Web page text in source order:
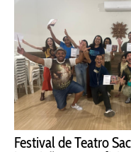
Festival de Teatro